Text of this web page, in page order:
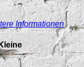
Informationen